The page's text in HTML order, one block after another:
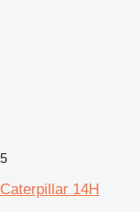
5
Caterpillar 14H